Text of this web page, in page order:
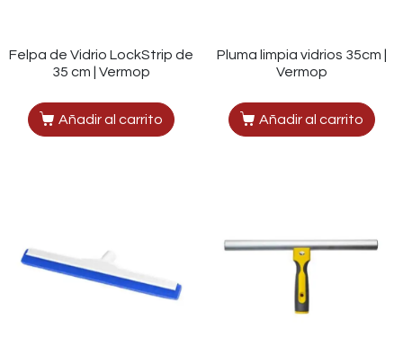
Felpa de Vidrio LockStrip de
35 cm | Vermop
Añadir al carrito
Pluma limpia vidrios 35cm |
Vermop
Añadir al carrito